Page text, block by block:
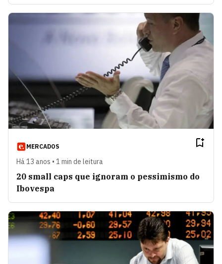
MERCADOS
Há 13 anos • 1 min de leitura
20 small caps que ignoram o pessimismo do
Ibovespa